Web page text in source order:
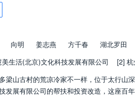
向明 姜志燕 方千春
湖北罗田
美生活(北京)文化科技发展有限公司 [2]
梁山古村的荒凉冷家不一样，位于太行山
发展有限公司的帮扶和投资改造，这座百